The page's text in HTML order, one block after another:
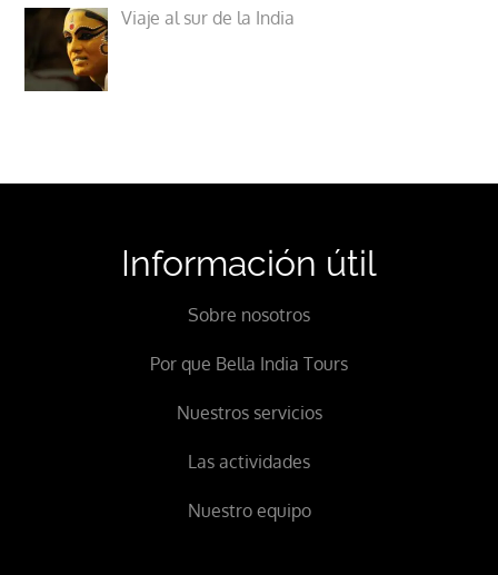
Viaje al sur de la India
Información útil
Sobre nosotros
Por que Bella India Tours
Nuestros servicios
Las actividades
Nuestro equipo